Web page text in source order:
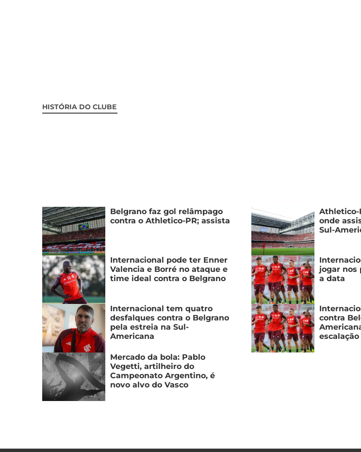
HISTÓRIA DO CLUBE
Belgrano faz gol relâmpago
contra o Athletico-PR; assista
Athletico-
onde
Sul-
Internacional pode ter Enner
Valencia e Borré no ataque e
time ideal contra o Belgrano
jogar nos
a data
Internacional tem quatro
desfalques contra o Belgrano
pela estreia na Sul-
Americana
contra
escalação
Mercado da bola: Pablo
Vegetti, artilheiro do
Campeonato Argentino, é
novo alvo do Vasco